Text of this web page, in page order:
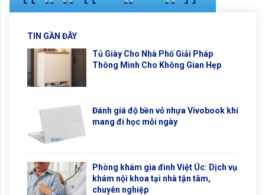
TIN GẦN ĐÂY
Tủ Giày Cho Nhà Phố Giải Pháp
Thông Minh Cho Không Gian Hẹp
Đánh giá độ bền vỏ nhựa Vivobook khi
mang đi học mỗi ngày
Phòng khám gia đình Việt Úc: Dịch vụ
khám nội khoa tại nhà tận tâm,
chuyên nghiệp